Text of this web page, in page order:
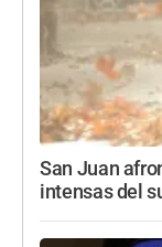
San Juan
intensas del